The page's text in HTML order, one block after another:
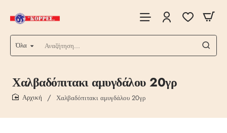
Όλα
Αναζήτηση...
Χαλβαδόπιτακι αμυγδάλου 20γρ
Χαλβαδόπιτακι αμυγδάλου 20γρ